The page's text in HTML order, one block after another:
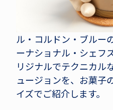
ル・コルドン・ブルー
ーナショナル・シェフ
リジナルでテクニカル
ュージョンを、お菓子
イズでご紹介します。